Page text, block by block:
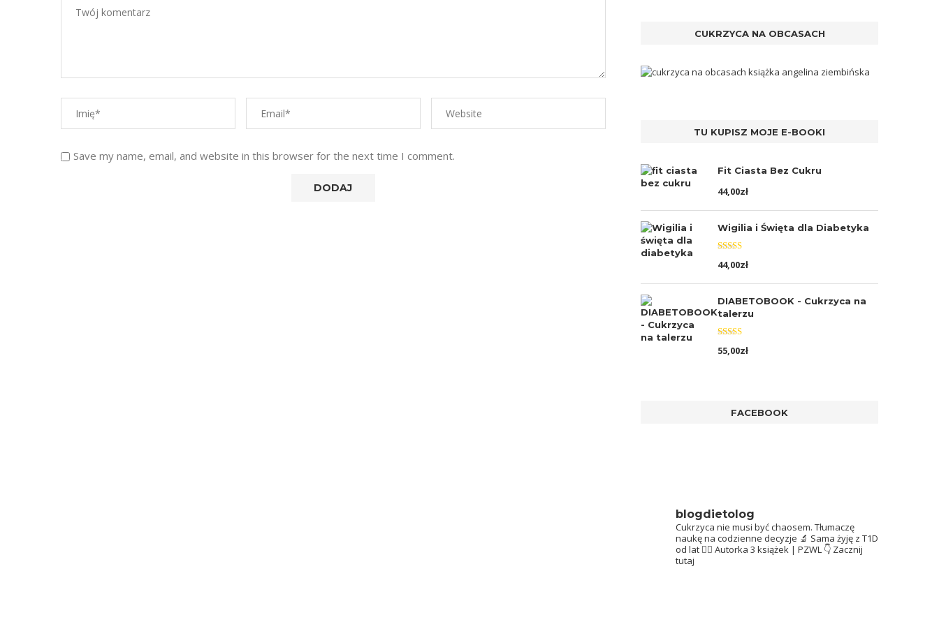
Save my name, email, and website in this browser for the next time I comment.
CUKRZYCA NA OBCASACH
TU KUPISZ MOJE E-BOOKI
Fit Ciasta Bez Cukru
44,00zł
Wigilia i Święta dla Diabetyka
Oceniono
5.00na 5
44,00zł
DIABETOBOOK - Cukrzyca na
talerzu
Oceniono
5.00na 5
55,00zł
FACEBOOK
blogdietolog
Cukrzyca nie musi być chaosem. Tłumaczę
naukę na codzienne decyzje 🔬 Sama żyję z T1D
od lat 👩‍⚕️ Autorka 3 książek | PZWL 👇 Zacznij
tutaj